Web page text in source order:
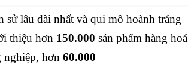
lâu dài nhất và qui mô hoành tráng
thiệu hơn 150.000 sản phẩm hàng hoá
nghiệp, hơn 60.000